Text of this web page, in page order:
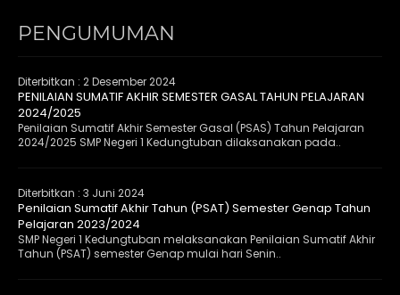
PENGUMUMAN
Diterbitkan : 2 Desember 2024
PENILAIAN SUMATIF AKHIR SEMESTER GASAL TAHUN PELAJARAN
2024/2025
Penilaian Sumatif Akhir Semester Gasal (PSAS) Tahun Pelajaran
2024/2025 SMP Negeri 1 Kedungtuban dilaksanakan pada..
Diterbitkan : 3 Juni 2024
Penilaian Sumatif Akhir Tahun (PSAT) Semester Genap Tahun
Pelajaran 2023/2024
SMP Negeri 1 Kedungtuban melaksanakan Penilaian Sumatif Akhir
Tahun (PSAT) semester Genap mulai hari Senin..